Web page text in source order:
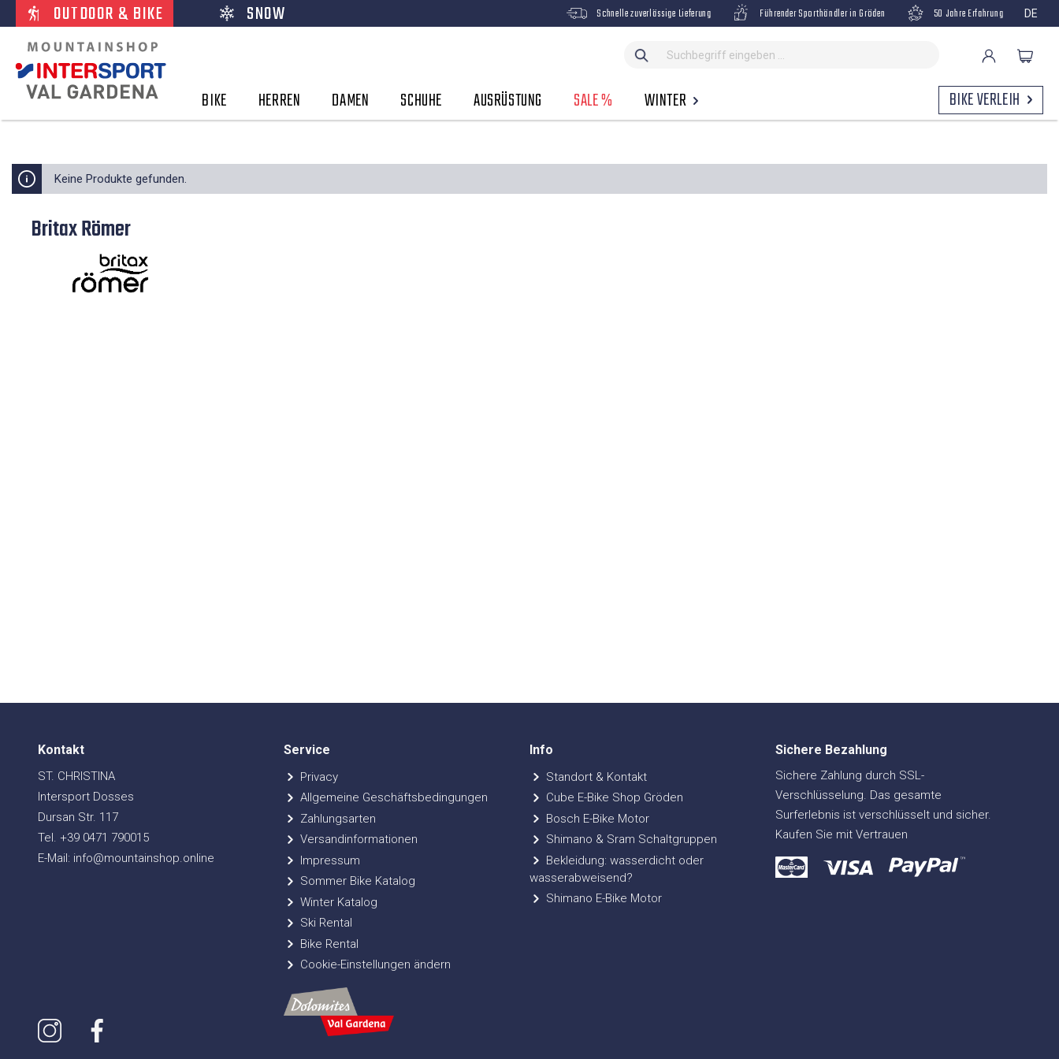
OUTDOOR & BIKE SNOW Schnelle zuverlässige Lieferung Führender Sporthändler in Gröden 50 Jahre Erfahrung DE
BIKE HERREN DAMEN SCHUHE AUSRÜSTUNG SALE % WINTER BIKE VERLEIH
Keine Produkte gefunden.
Britax Römer
Kontakt
ST. CHRISTINA
Intersport Dosses
Dursan Str. 117
Tel. +39 0471 790015
E-Mail: info@mountainshop.online
Service
Privacy
Allgemeine Geschäftsbedingungen
Zahlungsarten
Versandinformationen
Impressum
Sommer Bike Katalog
Winter Katalog
Ski Rental
Bike Rental
Cookie-Einstellungen ändern
Info
Standort & Kontakt
Cube E-Bike Shop Gröden
Bosch E-Bike Motor
Shimano & Sram Schaltgruppen
Bekleidung: wasserdicht oder
wasserabweisend?
Shimano E-Bike Motor
Sichere Bezahlung
Sichere Zahlung durch SSL-
Verschlüsselung. Das gesamte
Surferlebnis ist verschlüsselt und sicher.
Kaufen Sie mit Vertrauen